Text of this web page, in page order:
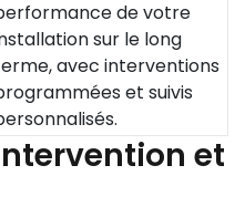
de votre
sur le long
avec interventions
et suivis
et